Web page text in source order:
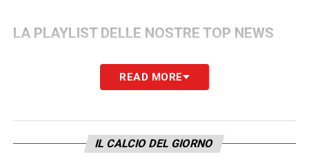
LA PLAYLIST DELLE NOSTRE TOP NEWS
READ MORE
IL CALCIO DEL GIORNO